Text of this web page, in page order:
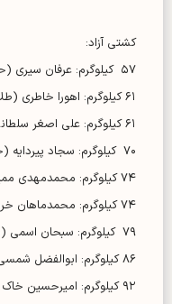
کشتی آزاد:
۵۷ کیلوگرم: عرفان سیری (حذف)
۶۱ کیلوگرم: اهورا خاطری (طلا)
۶۱ کیلوگرم: علی اصغر سلطانی (نقره)
۷۰ کیلوگرم: سجاد پیردایه (حذف)
۷۴ کیلوگرم: محمدمهدی ممیوند (نقره)
۷۴ کیلوگرم: محمدماهان خرمکاه (حذف)
۷۹ کیلوگرم: سبحان اسمی (حذف)
۸۶ کیلوگرم: ابوالفضل شمسی پور (نقره)
۹۲ کیلوگرم: امیرحسین خاک پا (برنز)